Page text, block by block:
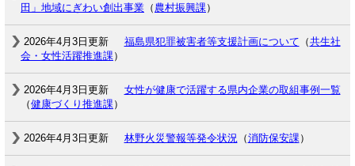
田」地域にぎわい創出事業 （ 農村振興課）
2026年4月3日更新 福島県犯罪被害者等支援計画について （共生社
会・女性活躍推進課）
2026年4月3日更新
女性が健康で活躍する県内企業の取組事例一覧
（健康づくり推進課）
2026年4月3日更新 林野火災警報等発令状況（消防保安課）